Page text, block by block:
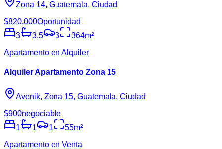
Zona 14, Guatemala, Ciudad
$820,000Oportunidad
3
3.5 3 364m²
Apartamento en Alquiler
Alquiler Apartamento Zona 15
Avenik, Zona 15, Guatemala, Ciudad
$900negociable
1
1 1 55m²
Apartamento en Venta